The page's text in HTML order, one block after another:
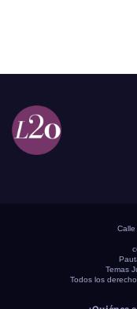
Temas
Todos los